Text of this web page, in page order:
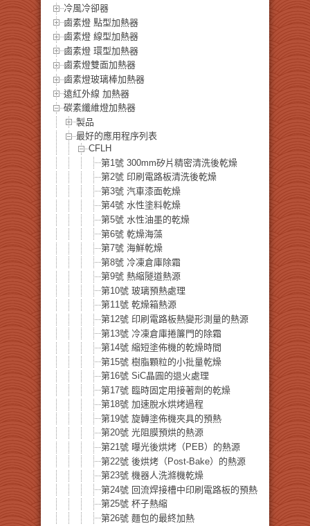
冷風冷卻器
鹵素燈 點型加熱器
鹵素燈 線型加熱器
鹵素燈 環型加熱器
鹵素燈雙面加熱器
鹵素燈玻璃棒加熱器
遠紅外線 加熱器
碳素纖維燈加熱器
製品
最好的應用程序列表
CFLH
第1號 300mm矽片精密清洗後乾燥
第2號 印刷電路板清洗後乾燥
第3號 汽車漆面乾燥
第4號 水性塗料乾燥
第5號 水性油墨的乾燥
第6號 乾燥海藻
第7號 海鮮乾燥
第8號 冷凍倉庫除霜
第9號 熱縮隧道熱源
第10號 玻璃預熱處理
第11號 乾燥箱熱源
第12號 印刷電路板熱變形測量的熱源
第13號 冷凍倉庫捲簾門的除霜
第14號 縮短塗佈機的乾燥時間
第15號 樹脂顆粒的小批量乾燥
第16號 SiC晶圓的退火處理
第17號 臨時固定用接著劑的乾燥
第18號 加速脫水烘烤過程
第19號 旋轉塗佈機夾具的預熱
第20號 光阻膜預烘的熱源
第21號 曝光後烘烤（PEB）的熱源
第22號 後烘烤（Post-Bake）的熱源
第23號 機器人洗滌機乾燥
第24號 回流焊接槽中印刷電路板的預熱
第25號 杯子熱縮
第26號 麵包的最終加熱